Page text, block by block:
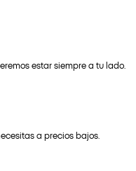
estar siempre a tu lado.
a precios bajos.